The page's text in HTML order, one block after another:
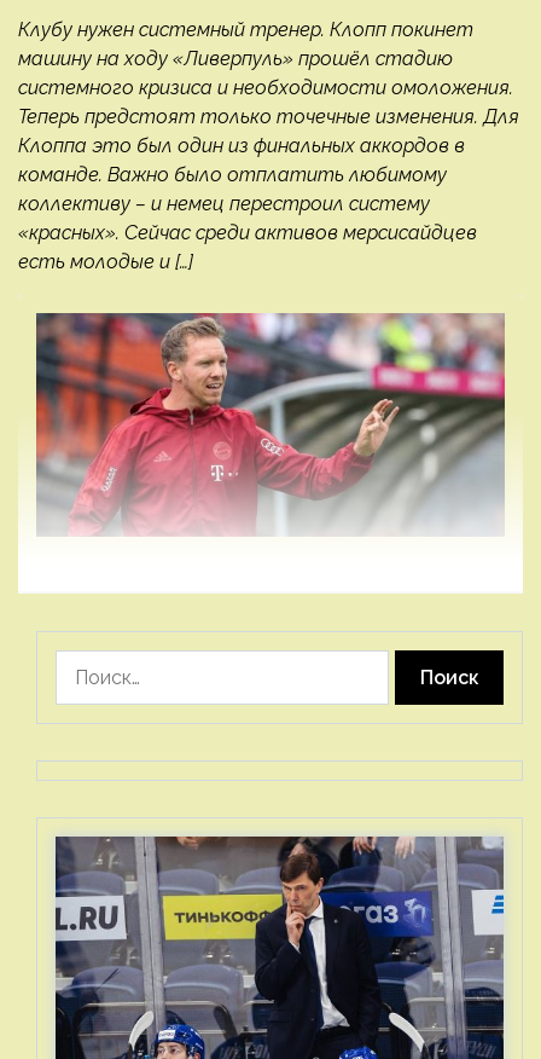
Клубу нужен системный тренер. Клопп покинет
машину на ходу «Ливерпуль» прошёл стадию
системного кризиса и необходимости омоложения.
Теперь предстоят только точечные изменения. Для
Клоппа это был один из финальных аккордов в
команде. Важно было отплатить любимому
коллективу – и немец перестроил систему
«красных». Сейчас среди активов мерсисайдцев
есть молодые и […]